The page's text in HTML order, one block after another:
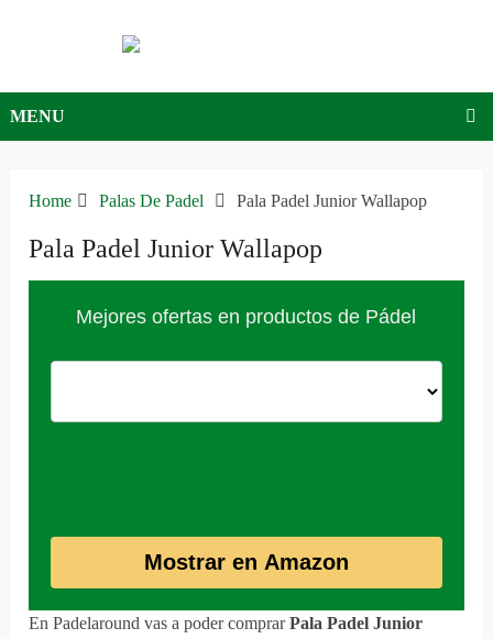
MENU
Home Palas De Padel Pala Padel Junior Wallapop
Pala Padel Junior Wallapop
Mejores ofertas en productos de Pádel
Mostrar en Amazon
En Padelaround vas a poder comprarPala Padel Junior